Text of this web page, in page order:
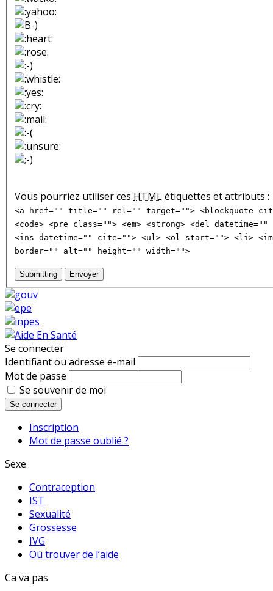
Vous pourriez utiliser ces HTMLétiquettes et attributs :
<a href="" title="" rel="" target=""> <blockquote
<code> <pre class=""> <em> <strong> <del
<ins datetime="" cite=""> <ul> <ol start=""> <li>
border="" alt="" height="" width="">
Submitting Envoyer
Se connecter
Identifiant ou adresse e-mail
Mot de passe
Se souvenir de moi
Se connecter
Inscription
Mot de passe oublié ?
Sexe
Contraception
IST
Sexualité
Grossesse
IVG
Où trouver de l’aide
Ca va pas